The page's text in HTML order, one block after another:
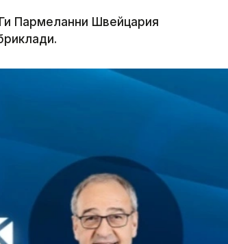
Пармеланни Швейцария